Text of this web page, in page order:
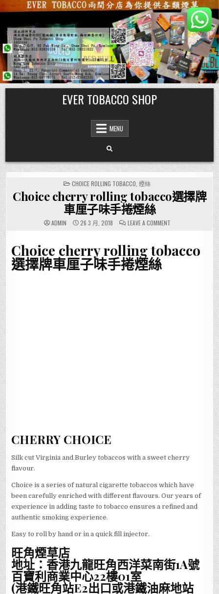
Skip
to
content
EVER TOBACCO SHOP
MENU
POSTED
IN
CHOICE ROLLING TOBACCO 煙絲
Choice cherry rolling tobacco選擇牌
車厘子味手捲煙絲
ADMIN 26 3 月, 2018 LEAVE A COMMENTON
CHOICE
選
擇
Choice cherry rolling tobacco
選擇牌車厘子味手捲煙絲
CHERRY CHOICE
Silk cut Virginia and Burley tobaccos with a sweet cherry
flavour.
Choice is a series of natural cigarette tobaccos which have
been carefully enriched with different flavours. Our years of
experience in adding taste to tobacco ensures a refined and
authentic smoking experience.
Easy to roll by hand or in a quick fill injector.
旺角煙草店
地址：香港九龍旺角西洋菜南街1A號
百寶利商業中心22樓01室
(港鐵旺角站E2出口或港鐵油麻地站